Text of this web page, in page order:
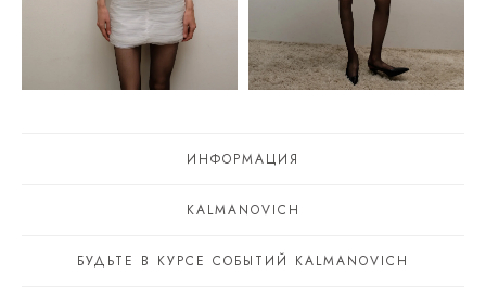
ИНФОРМАЦИЯ
KALMANOVICH
БУДЬТЕ В КУРСЕ СОБЫТИЙ KALMANOVICH